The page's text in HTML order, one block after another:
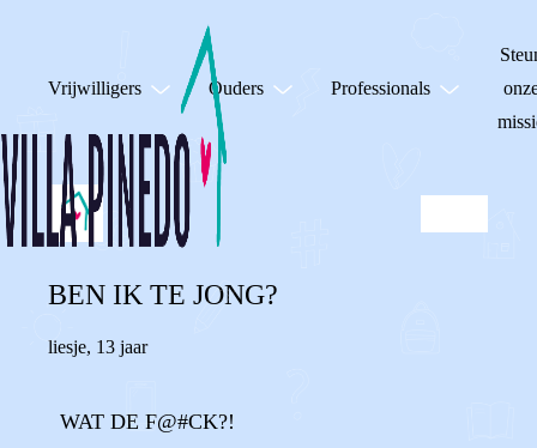
Vrijwilligers Ouders Professionals
BEN IK TE JONG?
liesje, 13 jaar
WAT DE F@#CK?!